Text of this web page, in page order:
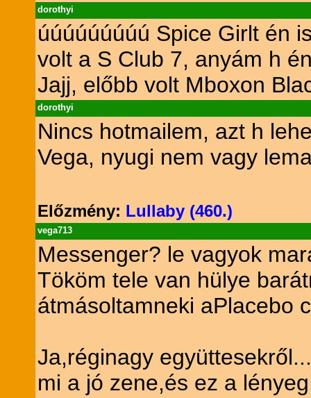
dorothyi
úúúúúúúúú Spice Girlt én
volt a S Club 7, anyám h
Jajj, előbb volt Mboxon
dorothyi
Nincs hotmailem, azt h
Vega, nyugi nem vagy
Előzmény: Lullaby (460.)
vega713
Messenger? le vagyok
Tököm tele van hülye
átmásoltamneki aPlacebo
Ja,réginagy
mi a jó zene,és ez a